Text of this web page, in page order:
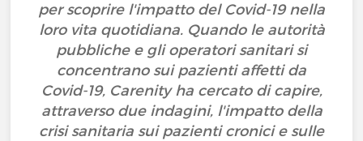
per scoprire l'impatto del Covid-19 nella
loro vita quotidiana. Quando le autorità
pubbliche e gli operatori sanitari si
concentrano sui pazienti affetti da
Covid-19, Carenity ha cercato di capire,
attraverso due indagini, l'impatto della
crisi sanitaria sui pazienti cronici e sulle